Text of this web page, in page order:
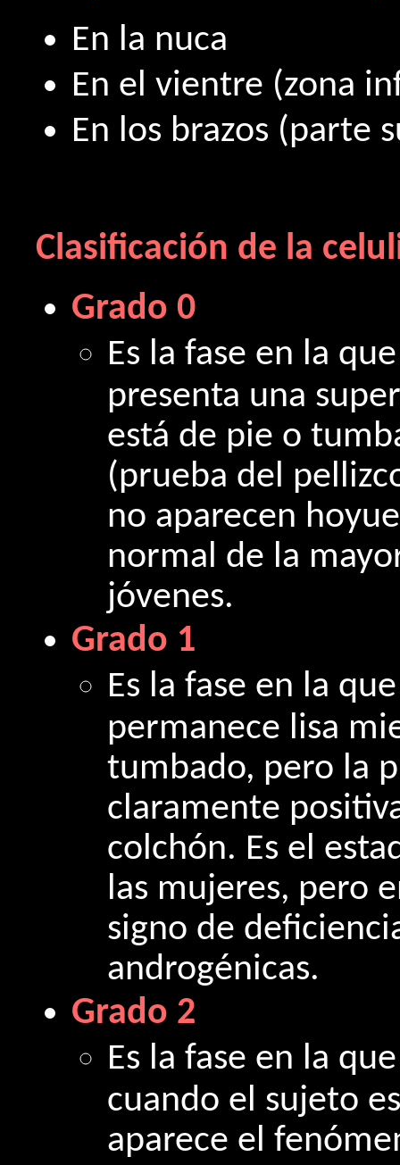
En la nuca
En el vientre (zona
En los brazos (parte
Clasificación de la
Grado 0
Es la fase en la
presenta una
está de pie o
(prueba del
no aparecen
normal de la
jóvenes.
Grado 1
Es la fase en la
permanece lisa
tumbado, pero la
claramente
colchón. Es el
las mujeres, pero
signo de
androgénicas.
Grado 2
Es la fase en la
cuando el sujeto
aparece el